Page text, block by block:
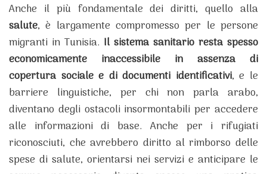
Anche il più fondamentale dei diritti, quello alla
salute, è largamente compromesso per le persone
migranti in Tunisia. Il sistema sanitario resta spesso
economicamente inaccessibile in assenza di
copertura sociale e di documenti identificativi, e le
barriere linguistiche, per chi non parla arabo,
diventano degli ostacoli insormontabili per accedere
alle informazioni di base. Anche per i rifugiati
riconosciuti, che avrebbero diritto al rimborso delle
spese di salute, orientarsi nei servizi e anticipare le